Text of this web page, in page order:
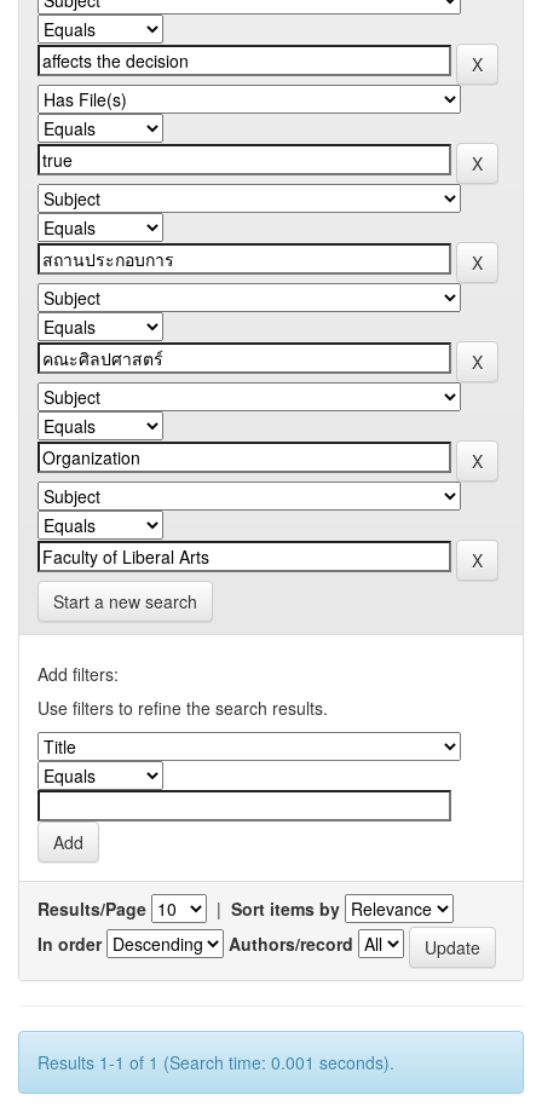
Start a new search
Add filters:
Use filters to refine the search results.
Results/Page | Sort items by
In order
Authors/record
Results 1-1 of 1 (Search time: 0.001 seconds).